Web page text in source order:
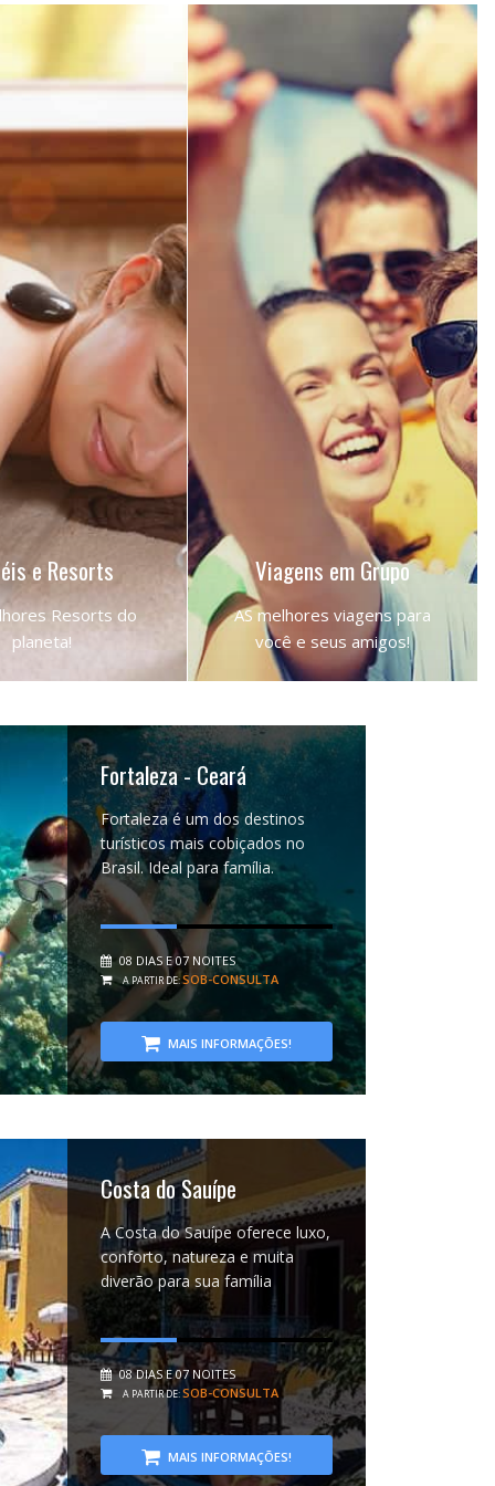
e Resorts
Resorts do
planeta!
Viagens em Grupo
AS melhores viagens para
você e seus amigos!
Fortaleza - Ceará
Fortaleza é um dos destinos
turísticos mais cobiçados no
Brasil. Ideal para família.
08 DIAS E 07 NOITES
A PARTIR DE:SOB-CONSULTA
MAIS INFORMAÇÕES!
Costa do Sauípe
A Costa do Sauípe oferece luxo,
conforto, natureza e muita
diverão para sua família
08 DIAS E 07 NOITES
A PARTIR DE:SOB-CONSULTA
MAIS INFORMAÇÕES!